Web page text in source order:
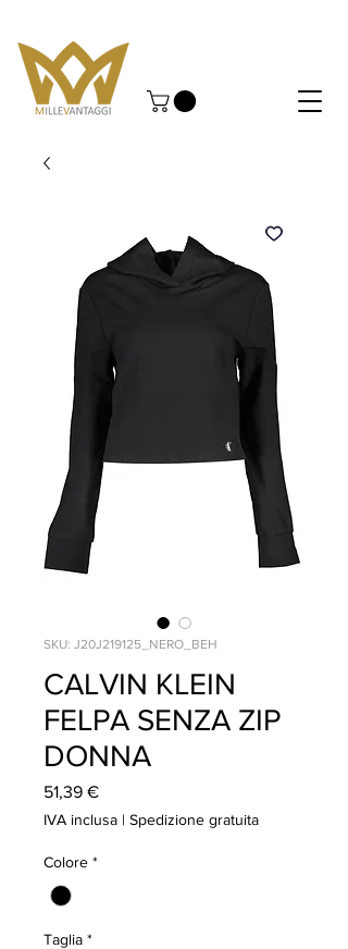
SKU: J20J219125_NERO_BEH
CALVIN KLEIN
FELPA SENZA ZIP
DONNA
51,39 €Prezzo
IVA inclusa | Spedizione gratuita
Colore *
Taglia *